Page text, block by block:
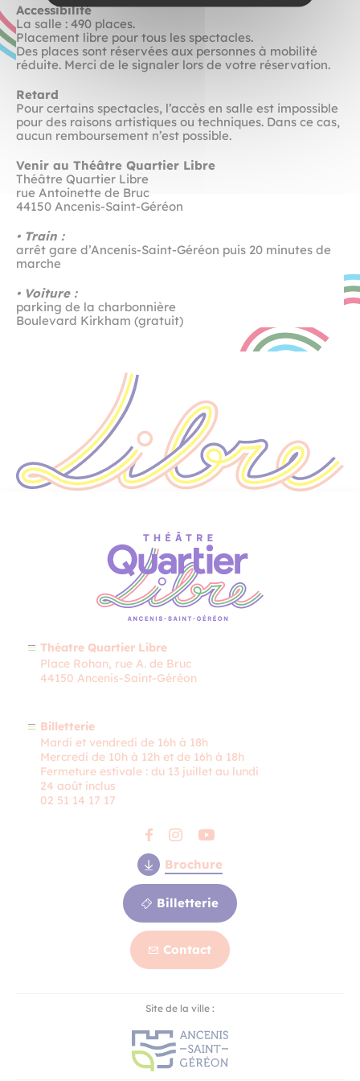
Billetterie
Accessibilité
La salle : 490 places.
Placement libre pour tous les spectacles.
Des places sont réservées aux personnes à mobilité
réduite. Merci de le signaler lors de votre réservation.
Retard
Pour certains spectacles, l’accès en salle est impossible
pour des raisons artistiques ou techniques. Dans ce cas,
aucun remboursement n’est possible.
Venir au Théâtre Quartier Libre
Théâtre Quartier Libre
rue Antoinette de Bruc
44150 Ancenis-Saint-Géréon
• Train :
arrêt gare d’Ancenis-Saint-Géréon puis 20 minutes de
marche
• Voiture :
parking de la charbonnière
Boulevard Kirkham (gratuit)
Théatre Quartier Libre
Place Rohan, rue A. de Bruc
44150 Ancenis-Saint-Géréon
Billetterie
Mardi et vendredi de 16h à 18h
Mercredi de 10h à 12h et de 16h à 18h
Fermeture estivale : du 13 juillet au lundi
24 août inclus
02 51 14 17 17
Brochure
Billetterie
Contact
Site de la ville :